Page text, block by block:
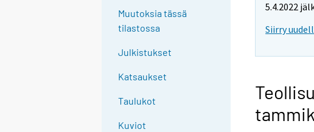
Muutoksia tässä
tilastossa
Julkistukset
Katsaukset
Taulukot
Kuviot
5.4.2022
Siirry